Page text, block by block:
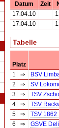
Datum Zeit
17.04.10
17.04.10
Tabelle
Platz
1
⇒ BSV
2
⇒ SV
3
⇒ TSV
4
⇒ TSV
5
⇒ TSV 1862
6
⇒ GSVE